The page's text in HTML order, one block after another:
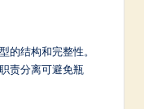
的结构和完整性。
责分离可避免瓶